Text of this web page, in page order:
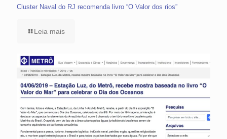
Cluster Naval do RJ recomenda livro “O Valor dos rios”
Leia mais